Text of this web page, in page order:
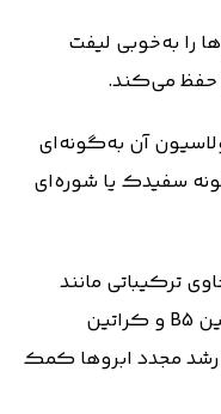
را به‌خوبی لیفت
حفظ می‌کند.
آن به‌گونه‌ای
سفیدک یا شوره‌ای
ترکیباتی مانند
روغن نارگیل، عصاره آلوئه‌ورا، ویتامین B5 و کراتین
مجدد ابروها کمک